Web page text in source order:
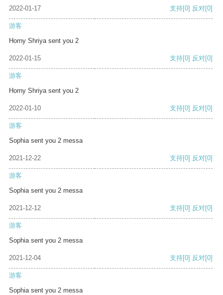
2022-01-17 支持[0] 反对[0]
游客
Horny Shriya sent you 2
2022-01-15 支持[0] 反对[0]
游客
Horny Shriya sent you 2
2022-01-10 支持[0] 反对[0]
游客
Sophia sent you 2 messa
2021-12-22 支持[0] 反对[0]
游客
Sophia sent you 2 messa
2021-12-12 支持[0] 反对[0]
游客
Sophia sent you 2 messa
2021-12-04 支持[0] 反对[0]
游客
Sophia sent you 2 messa